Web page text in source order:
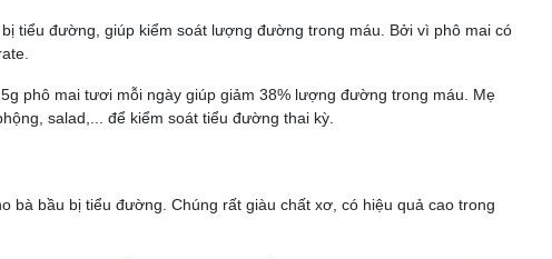
tiểu đường, giúp kiểm soát lượng đường trong máu. Bởi vì phô mai có
phô mai tươi mỗi ngày giúp giảm 38% lượng đường trong máu. Mẹ
salad,... để kiểm soát tiểu đường thai kỳ.
bà bầu bị tiểu đường. Chúng rất giàu chất xơ, có hiệu quả cao trong